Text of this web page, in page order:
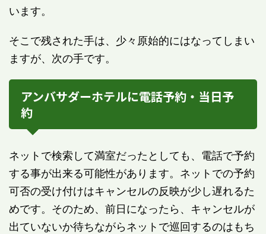
います。
そこで残された手は、少々原始的にはなってしまい
ますが、次の手です。
アンバサダーホテルに電話予約・当日予
約
ネットで検索して満室だったとしても、電話で予約
する事が出来る可能性があります。ネットでの予約
可否の受け付けはキャンセルの反映が少し遅れるた
めです。そのため、前日になったら、キャンセルが
出ていないか待ちながらネットで巡回するのはもち